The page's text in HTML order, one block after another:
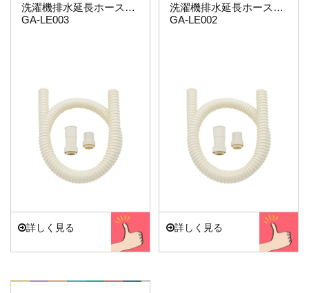
洗濯機排水延長ホース3ｍ(フリーカット）
GA-LE003
詳しく見る
洗濯機排水延長ホース2ｍ(フリーカット）
GA-LE002
詳しく見る
これエエやん